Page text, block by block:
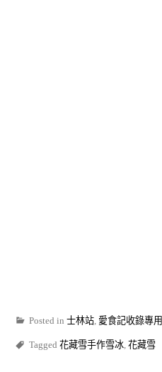
Posted in 士林站, 愛食記收錄專用
Tagged 花藏雪手作雪冰, 花藏雪